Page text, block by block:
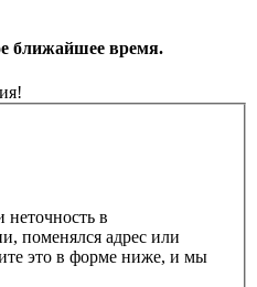
ближайшее время.
в
поменялся адрес или
это в форме ниже, и мы